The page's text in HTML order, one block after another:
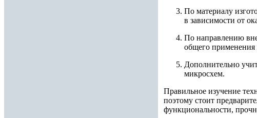
По материалу
в зависимости от
По направлению
общего применения
Дополнительно
микросхем.
Правильное изучение
поэтому стоит
функциональности,